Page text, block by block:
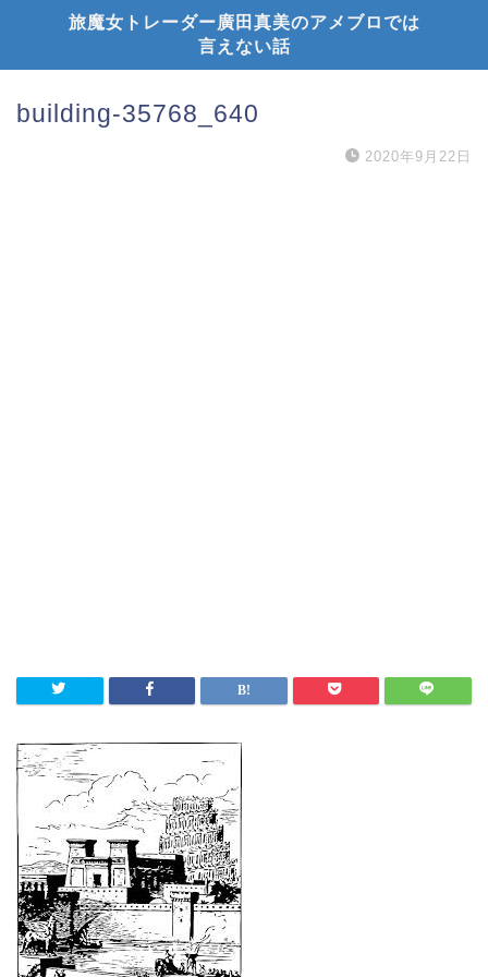
旅魔女トレーダー廣田真美のアメブロでは
言えない話
building-35768_640
2020年9月22日